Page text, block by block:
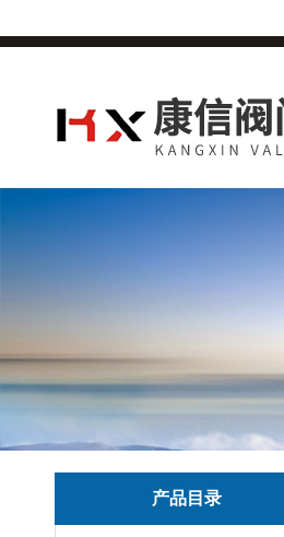
产品目录